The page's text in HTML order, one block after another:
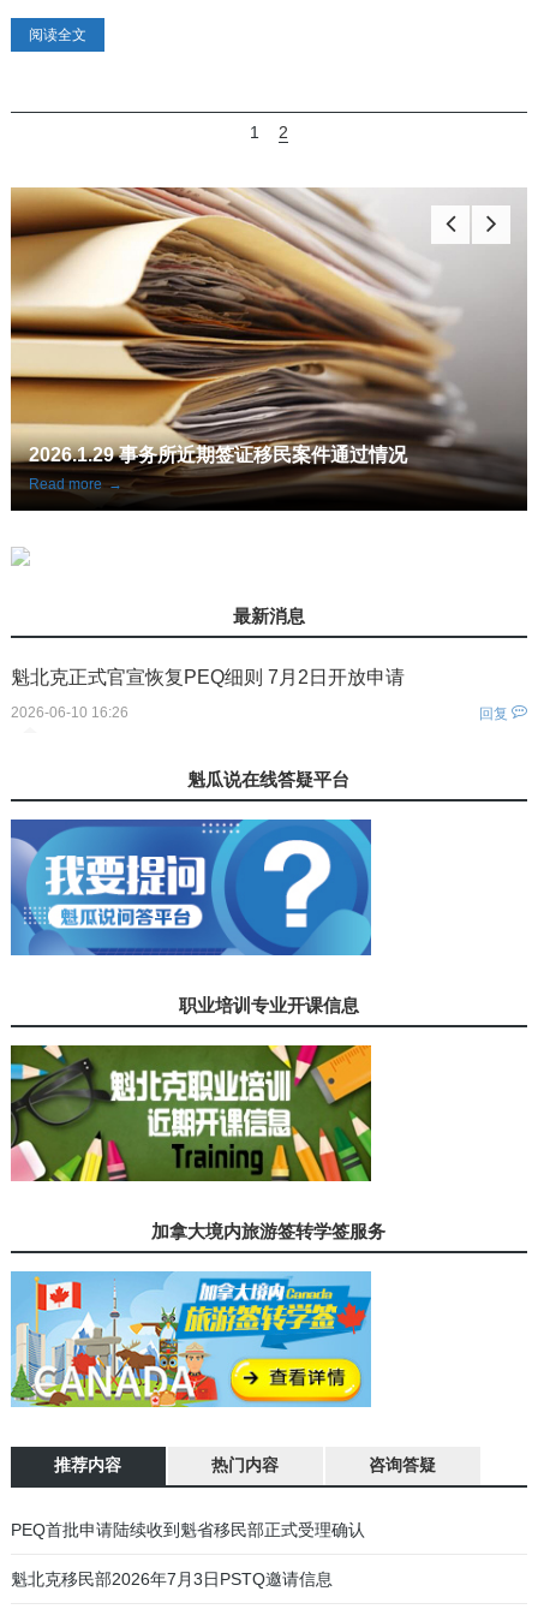
日至22日针对QSW再次开放，名
额为5000个，申请之间从8月15日
阅读全文
1 2
2026.1.29 事务所近期签证移民案件通过情况
Read more →
最新消息
魁北克正式官宣恢复PEQ细则 7月2日开放申请
2026-06-10 16:26
回复
魁瓜说在线答疑平台
职业培训专业开课信息
加拿大境内旅游签转学签服务
推荐内容 热门内容 咨询答疑
01 加拿大魁北克省蒙特利尔驾照笔试、路考流程说明
02 魁瓜之家年终巨献：魁北克法语面试音频指导